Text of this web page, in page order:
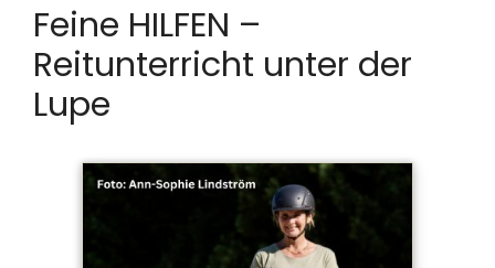
Feine HILFEN –
Reitunterricht unter der
Lupe